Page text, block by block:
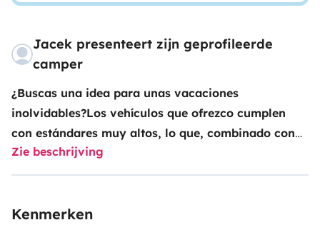
Jacek presenteert zijn geprofileerde
camper
¿Buscas una idea para unas vacaciones
inolvidables?Los vehículos que ofrezco cumplen
con estándares muy altos, lo que, combinado con
un servicio sin problemas, le permite realizar un
viaje familiar en condiciones cómodas y de
hermosa autocaravana Roller Team Kronos 284TL,
Zie beschrijving
Kenmerken